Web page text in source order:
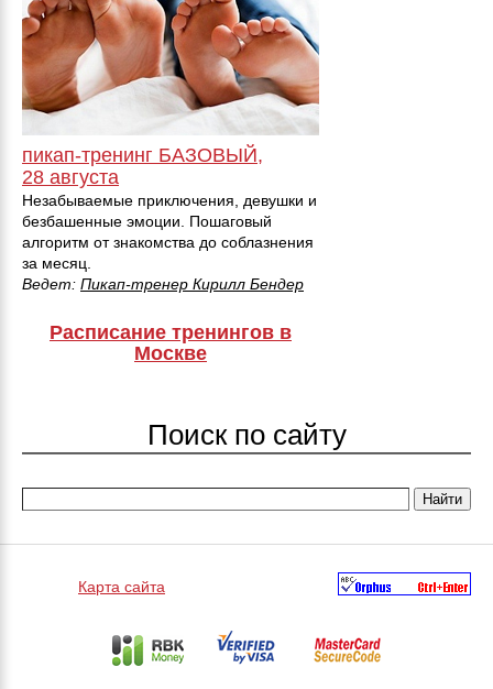
пикап-тренинг БАЗОВЫЙ,
28 августа
Незабываемые приключения, девушки и
безбашенные эмоции. Пошаговый
алгоритм от знакомства до соблазнения
за месяц.
Ведет: Пикап-тренер Кирилл Бендер
Расписание тренингов в
Москве
Поиск по сайту
Карта сайта